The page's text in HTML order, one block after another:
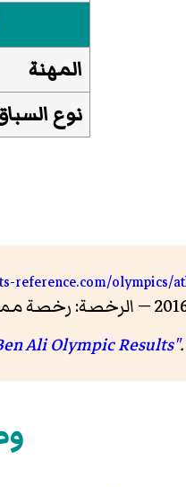
المهنة
نوع
reference.com/olympics/
.